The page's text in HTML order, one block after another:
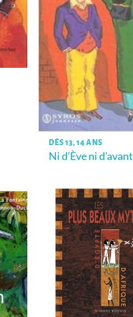
DÈS 13, 14 ANS
Ni d’Ève ni d’avant